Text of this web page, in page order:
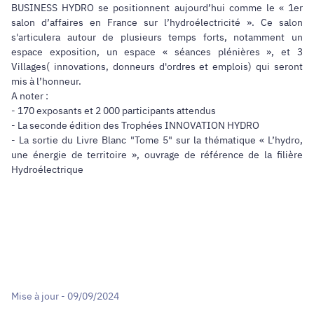
BUSINESS HYDRO se positionnent aujourd’hui comme le « 1er
salon d’affaires en France sur l’hydroélectricité ». Ce salon
s'articulera autour de plusieurs temps forts, notamment un
espace exposition, un espace « séances plénières », et 3
Villages( innovations, donneurs d'ordres et emplois) qui seront
mis à l’honneur.
A noter :
- 170 exposants et 2 000 participants attendus
- La seconde édition des Trophées INNOVATION HYDRO
- La sortie du Livre Blanc "Tome 5" sur la thématique « L’hydro,
une énergie de territoire », ouvrage de référence de la filière
Hydroélectrique
Mise à jour - 09/09/2024